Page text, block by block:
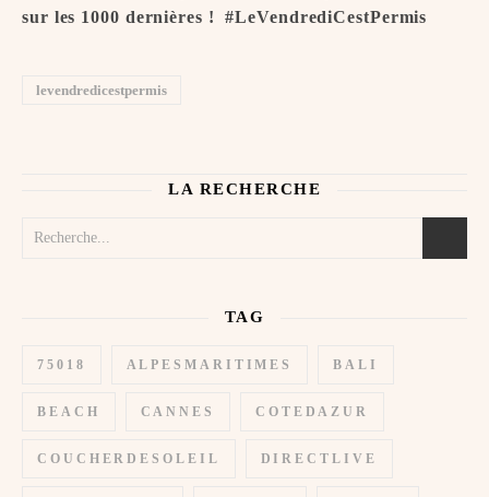
sur les 1000 dernières ! ️ #LeVendrediCestPermis
levendredicestpermis
LA RECHERCHE
TAG
75018 ALPESMARITIMES BALI
BEACH CANNES COTEDAZUR
COUCHERDESOLEIL DIRECTLIVE